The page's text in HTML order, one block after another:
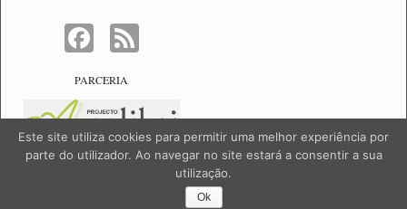
FACEBOOK
PARCERIA
NetJogos - powered byNetJogos
Este site utiliza cookies para permitir uma melhor experiência por
parte do utilizador. Ao navegar no site estará a consentir a sua
utilização.
Ok